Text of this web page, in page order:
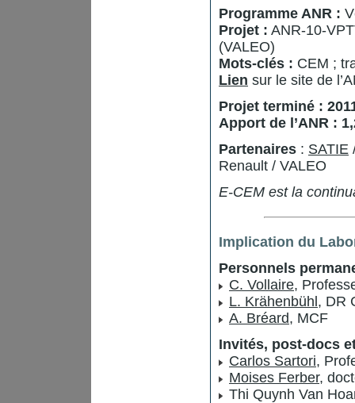
Programme ANR :
Projet : ANR-10-
(VALEO)
Mots-clés : CEM ;
Lien sur le site de
Projet terminé :
Apport de l’ANR :
Partenaires : SATIE
Renault / VALEO
E-CEM est la
Implication du
Personnels
C. Vollaire,
L. Krähenbühl , DR
A. Bréard, MCF
Invités, post-docs
Carlos Sartori,
Moises Ferber,
Thi Quynh Van